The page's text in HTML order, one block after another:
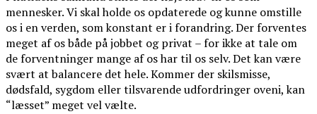
mennesker. Vi skal holde os opdaterede og kunne omstille
os i en verden, som konstant er i forandring. Der forventes
meget af os både på jobbet og privat – for ikke at tale om
de forventninger mange af os har til os selv. Det kan være
svært at balancere det hele. Kommer der skilsmisse,
dødsfald, sygdom eller tilsvarende udfordringer oveni, kan
“læsset” meget vel vælte.